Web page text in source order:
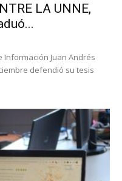
LA UNNE,
Información Juan Andrés
defendió su tesis